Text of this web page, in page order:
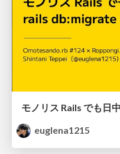
euglena1215